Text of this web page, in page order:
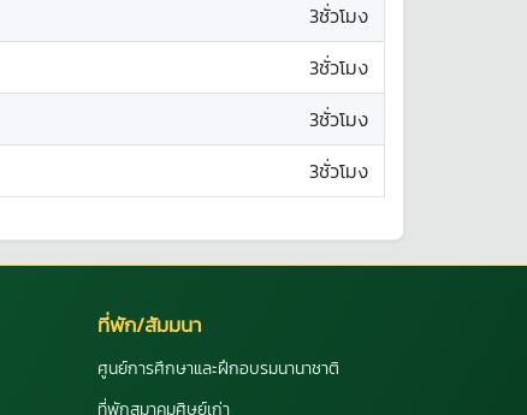
3ชั่วโมง
3ชั่วโมง
3ชั่วโมง
3ชั่วโมง
ที่พัก/สัมมนา
ศูนย์การศึกษาและฝึกอบรมนานาชาติ
ที่พักสมาคมศิษย์เก่า